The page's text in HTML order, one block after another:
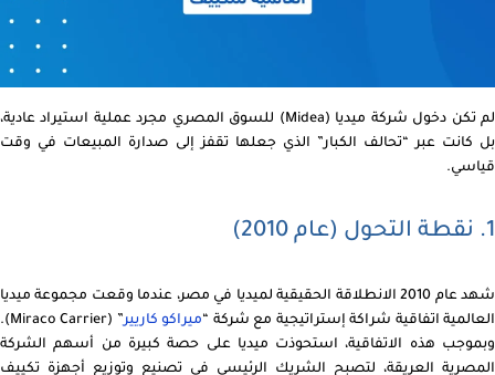
لم تكن دخول شركة ميديا (Midea) للسوق المصري مجرد عملية استيراد عادية،
بل كانت عبر “تحالف الكبار” الذي جعلها تقفز إلى صدارة المبيعات في وقت
قياسي.
1. نقطة التحول (عام 2010)
شهد عام 2010 الانطلاقة الحقيقية لميديا في مصر، عندما وقعت مجموعة ميديا
العالمية اتفاقية شراكة إستراتيجية مع شركة “ميراكو كاريير
” (Miraco Carrier).
وبموجب هذه الاتفاقية، استحوذت ميديا على حصة كبيرة من أسهم الشركة
المصرية العريقة، لتصبح الشريك الرئيسي في تصنيع وتوزيع أجهزة تكييف